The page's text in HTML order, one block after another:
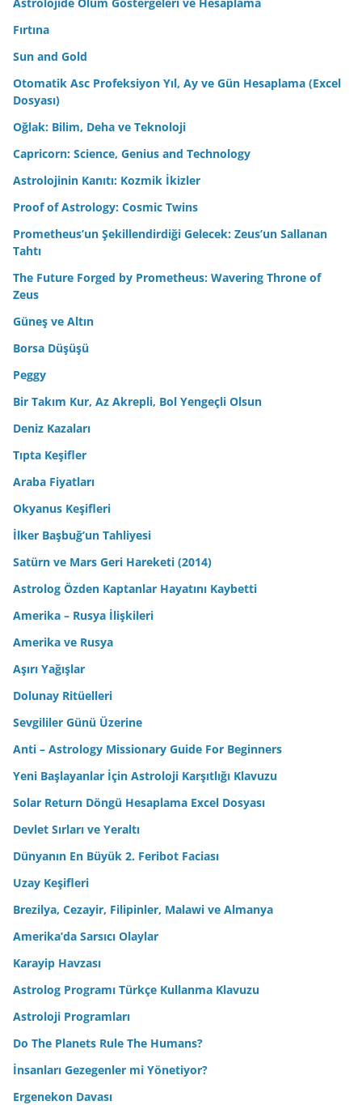
Fırtına
Sun and Gold
Otomatik Asc Profeksiyon Yıl, Ay ve Gün Hesaplama (Excel
Dosyası)
Oğlak: Bilim, Deha ve Teknoloji
Capricorn: Science, Genius and Technology
Astrolojinin Kanıtı: Kozmik İkizler
Proof of Astrology: Cosmic Twins
Prometheus’un Şekillendirdiği Gelecek: Zeus’un Sallanan
Tahtı
The Future Forged by Prometheus: Wavering Throne of
Zeus
Güneş ve Altın
Borsa Düşüşü
Peggy
Bir Takım Kur, Az Akrepli, Bol Yengeçli Olsun
Deniz Kazaları
Tıpta Keşifler
Araba Fiyatları
Okyanus Keşifleri
İlker Başbuğ’un Tahliyesi
Satürn ve Mars Geri Hareketi (2014)
Astrolog Özden Kaptanlar Hayatını Kaybetti
Amerika – Rusya İlişkileri
Amerika ve Rusya
Aşırı Yağışlar
Dolunay Ritüelleri
Sevgililer Günü Üzerine
Anti – Astrology Missionary Guide For Beginners
Yeni Başlayanlar İçin Astroloji Karşıtlığı Klavuzu
Solar Return Döngü Hesaplama Excel Dosyası
Devlet Sırları ve Yeraltı
Dünyanın En Büyük 2. Feribot Faciası
Uzay Keşifleri
Brezilya, Cezayir, Filipinler, Malawi ve Almanya
Amerika’da Sarsıcı Olaylar
Karayip Havzası
Astrolog Programı Türkçe Kullanma Klavuzu
Astroloji Programları
Do The Planets Rule The Humans?
İnsanları Gezegenler mi Yönetiyor?
Ergenekon Davası